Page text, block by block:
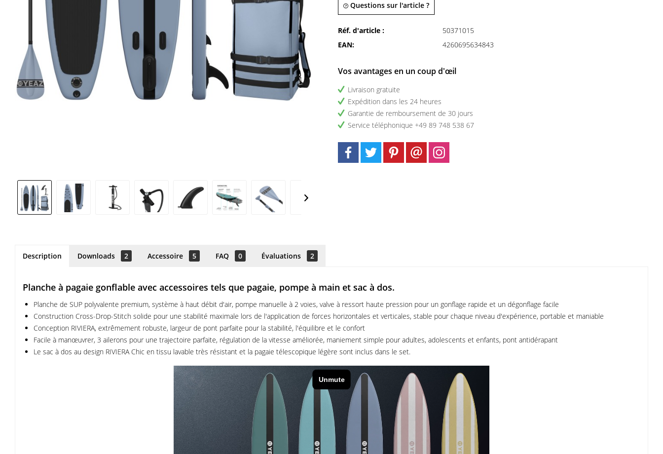
Questions sur l'article ?
Réf. d'article :
50371015
EAN:
4260695634843
Vos avantages en un coup d'œil
Livraison gratuite
Expédition dans les 24 heures
Garantie de remboursement de 30 jours
Service téléphonique +49 89 748 538 67
Description Downloads 2 Accessoire 5 FAQ 0 Évaluations 2
Planche à pagaie gonflable avec accessoires tels que pagaie, pompe à main et sac à dos.
Planche de SUP polyvalente premium, système à haut débit d'air, pompe manuelle à 2 voies, valve à ressort haute pression pour un gonflage rapide et un dégonflage facile
Construction Cross-Drop-Stitch solide pour une stabilité maximale lors de l'application de forces horizontales et verticales, stable pour chaque niveau d'expérience, portable et maniable
Conception RIVIERA, extrêmement robuste, largeur de pont parfaite pour la stabilité, l'équilibre et le confort
Facile à manœuvrer, 3 ailerons pour une trajectoire parfaite, régulation de la vitesse améliorée, maniement simple pour adultes, adolescents et enfants, pont antidérapant
Le sac à dos au design RIVIERA Chic en tissu lavable très résistant et la pagaie télescopique légère sont inclus dans le set.